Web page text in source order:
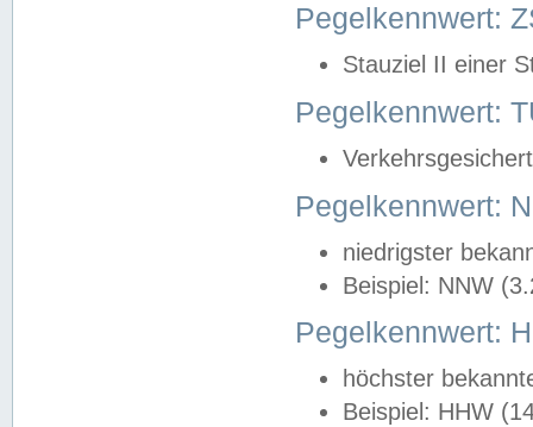
Pegelkennwert:
Stauziel II einer
Pegelkennwert:
Pegelkennwert:
niedrigster
Beispiel: NNW
Pegelkennwert:
höchster
Beispiel: HHW